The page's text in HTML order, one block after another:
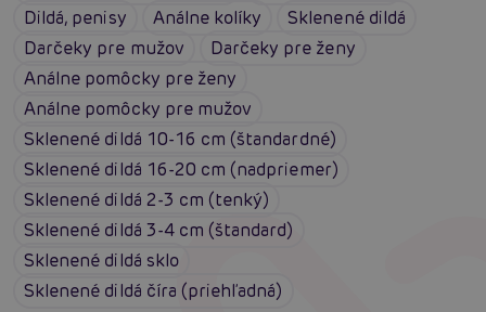
Dildá, penisy
Análne kolíky
Sklenené dildá
Darčeky pre mužov
Darčeky pre ženy
Análne pomôcky pre ženy
Análne pomôcky pre mužov
Sklenené dildá 10-16 cm (štandardné)
Sklenené dildá 16-20 cm (nadpriemer)
Sklenené dildá 2-3 cm (tenký)
Sklenené dildá 3-4 cm (štandard)
Sklenené dildá sklo
Sklenené dildá číra (priehľadná)